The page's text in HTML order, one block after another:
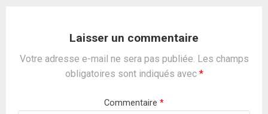
Laisser un commentaire
Votre adresse e-mail ne sera pas publiée. Les champs
obligatoires sont indiqués avec *
Commentaire *